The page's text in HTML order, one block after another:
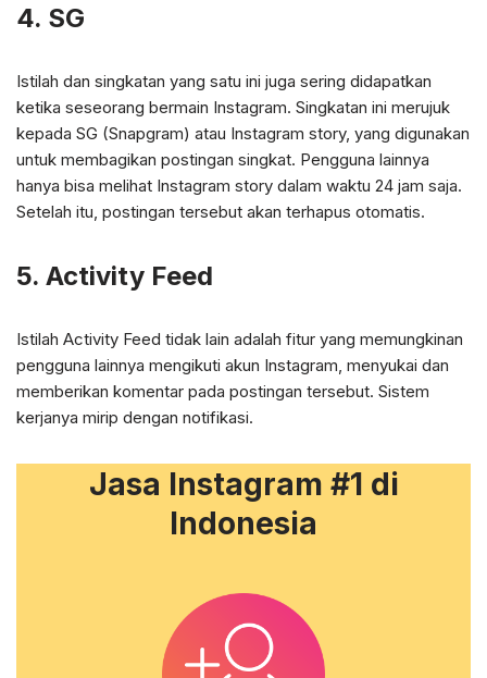
4. SG
Istilah dan singkatan yang satu ini juga sering didapatkan
ketika seseorang bermain Instagram. Singkatan ini merujuk
kepada SG (Snapgram) atau Instagram story, yang digunakan
untuk membagikan postingan singkat. Pengguna lainnya
hanya bisa melihat Instagram story dalam waktu 24 jam saja.
Setelah itu, postingan tersebut akan terhapus otomatis.
5. Activity Feed
Istilah Activity Feed tidak lain adalah fitur yang memungkinan
pengguna lainnya mengikuti akun Instagram, menyukai dan
memberikan komentar pada postingan tersebut. Sistem
kerjanya mirip dengan notifikasi.
Jasa Instagram #1 di
Indonesia